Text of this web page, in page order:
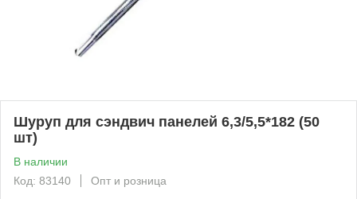
Шуруп для сэндвич панелей 6,3/5,5*182 (50
шт)
В наличии
Код: 83140
Опт и розница